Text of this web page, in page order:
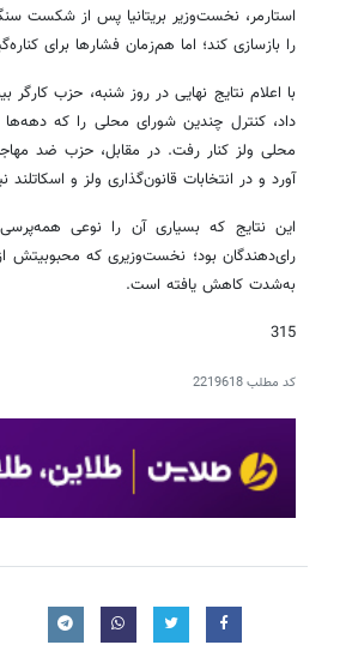
استارمر، نخست‌وزیر بریتانیا پس از شکست
را بازسازی کند؛ اما هم‌زمان فشارها برای
آورد و در انتخابات قانون‌گذاری ولز و
این نتایج که بسیاری آن را نوعی
رای‌دهندگان بود؛ نخست‌وزیری که محبوبیتش
به‌شدت کاهش یافته است.
315
کد مطلب2219618